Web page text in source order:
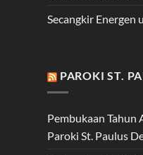
Secangkir Energen
PAROKI ST.
Pembukaan Tahun
Paroki St. Paulus